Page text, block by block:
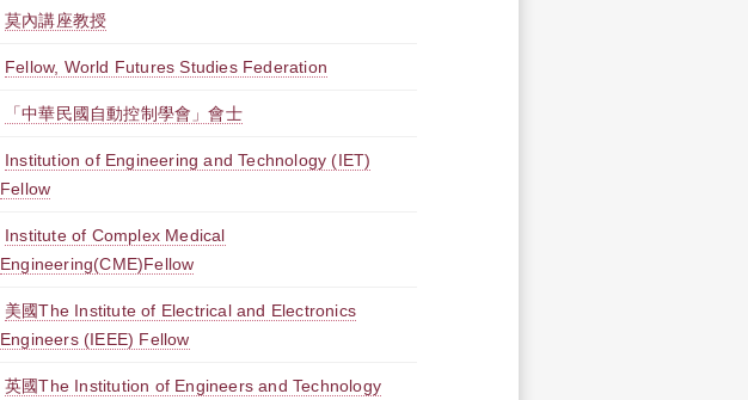
莫內講座教授
Fellow, World Futures Studies Federation
「中華民國自動控制學會」會士
Institution of Engineering and Technology (IET)
Fellow
Institute of Complex Medical
Engineering(CME)Fellow
美國The Institute of Electrical and Electronics
Engineers (IEEE) Fellow
英國The Institution of Engineers and Technology